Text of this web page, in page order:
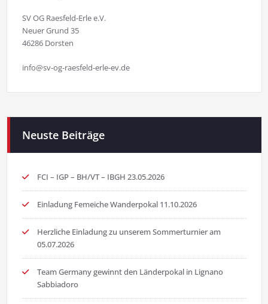
SV OG Raesfeld-Erle e.V.
Neuer Grund 35
46286 Dorsten
info@sv-og-raesfeld-erle-ev.de
Neuste Beiträge
FCI – IGP – BH/VT – IBGH 23.05.2026
Einladung Femeiche Wanderpokal 11.10.2026
Herzliche Einladung zu unserem Sommerturnier am
05.07.2026
Team Germany gewinnt den Länderpokal in Lignano
Sabbiadoro